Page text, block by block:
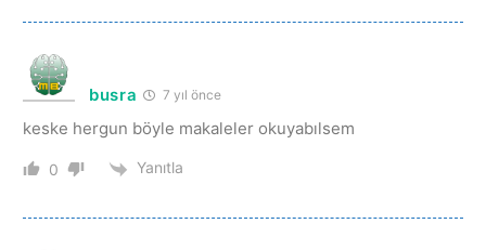
busra 7 yıl önce
keske hergun böyle makaleler okuyabılsem
0 Yanıtla